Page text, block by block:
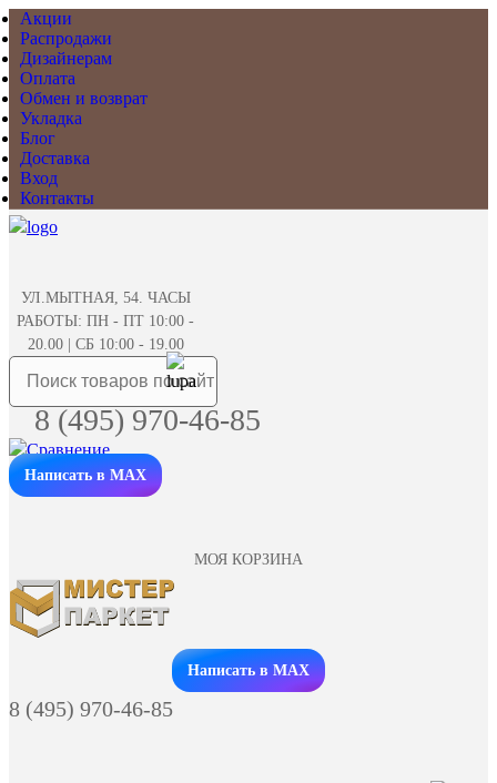
Акции
Распродажи
Дизайнерам
Оплата
Обмен и возврат
Укладка
Блог
Доставка
Вход
Контакты
УЛ.МЫТНАЯ, 54. ЧАСЫ
РАБОТЫ: ПН - ПТ 10:00 -
20.00 | СБ 10:00 - 19.00
8 (495) 970-46-85
Написать в MAX
МОЯ КОРЗИНА
Заказать звонок
Написать в MAX
8 (495) 970-46-85